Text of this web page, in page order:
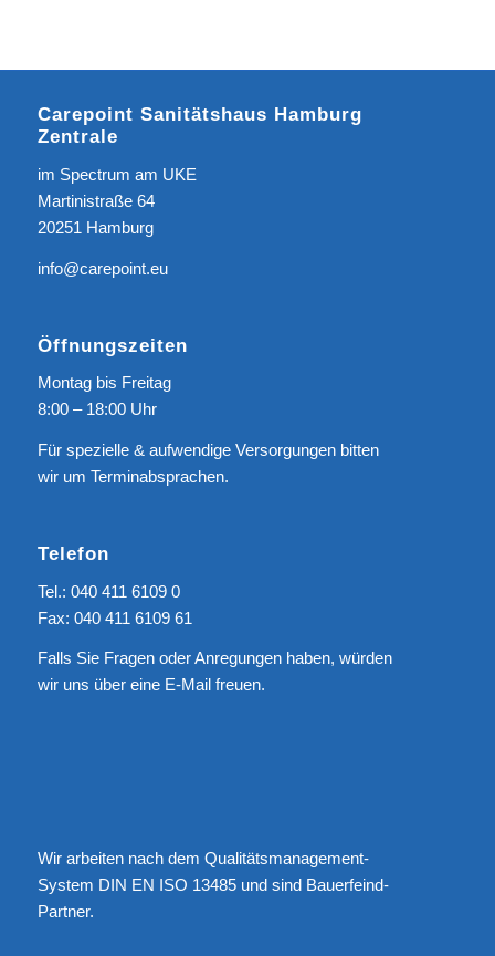
Carepoint Sanitätshaus Hamburg
Zentrale
im Spectrum am UKE
Martinistraße 64
20251 Hamburg
info@carepoint.eu
Öffnungszeiten
Montag bis Freitag
8:00 – 18:00 Uhr
Für spezielle & aufwendige Versorgungen bitten
wir um Terminabsprachen.
Telefon
Tel.: 040 411 6109 0
Fax: 040 411 6109 61
Falls Sie Fragen oder Anregungen haben, würden
wir uns über eine E-Mailfreuen.
Wir arbeiten nach dem Qualitätsmanagement-
System DIN EN ISO 13485 und sind Bauerfeind-
Partner.